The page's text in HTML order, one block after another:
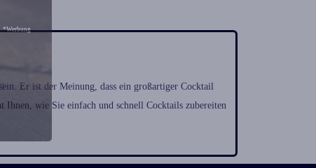
Er ist der Meinung, dass ein großartiger Cocktail
wie Sie einfach und schnell Cocktails zubereiten
*Werbung